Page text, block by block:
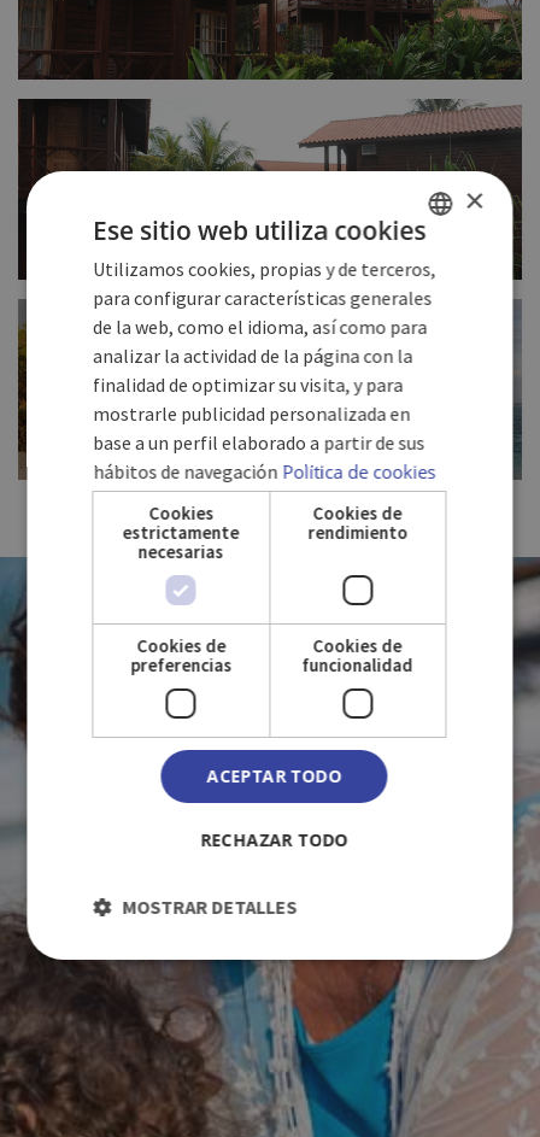
FULL SIZE
FULL SIZE
FULL SIZE
ON AIME CUBA
AVEC VOUS
SPANISH
GERMAN
×
Ese sitio web utiliza cookies
Utilizamos cookies, propias y de terceros,
para configurar características generales
de la web, como el idioma, así como para
analizar la actividad de la página con la
finalidad de optimizar su visita, y para
mostrarle publicidad personalizada en
base a un perfil elaborado a partir de sus
hábitos de navegación Política de cookies
Cookies
estrictamente
necesarias
Cookies de
rendimiento
Cookies de
preferencias
Cookies de
funcionalidad
ACEPTAR TODO
RECHAZAR TODO
MOSTRAR DETALLES